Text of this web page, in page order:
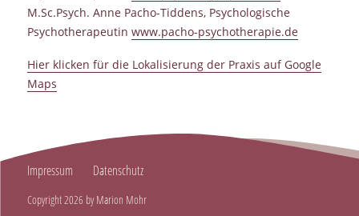
M.Sc.Psych. Anne Pacho-Tiddens, Psychologische
Psychotherapeutinwww.pacho-psychotherapie.de
Hier klicken für die Lokalisierung der Praxis auf Google
Maps
Impressum Datenschutz
Copyright 2026 by Marion Mohr